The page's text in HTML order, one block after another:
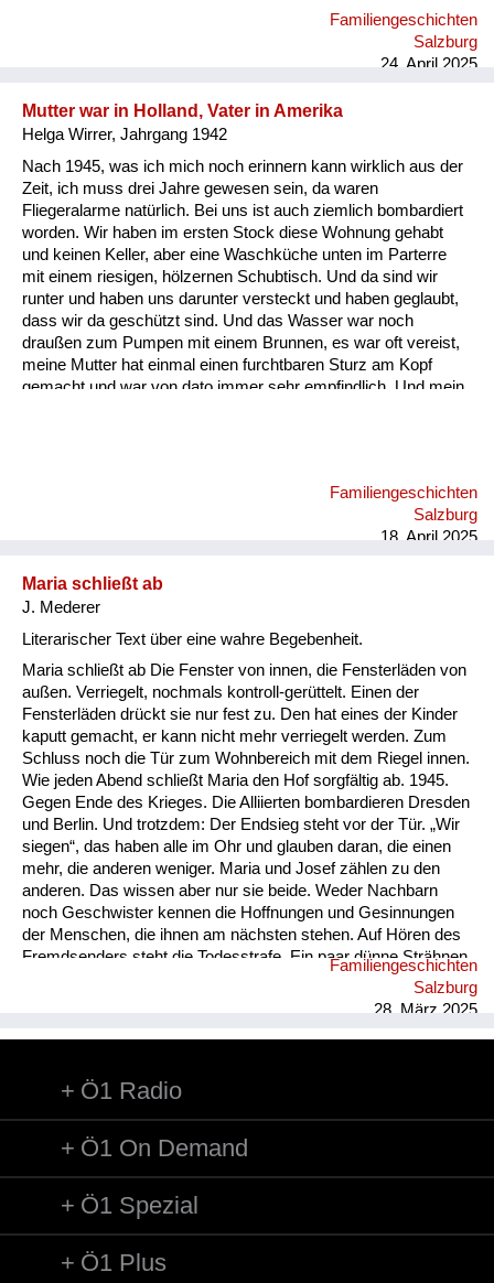
Wiederaufbau und
Wohnen
Familiengeschichten
Salzburg
24. April 2025
Mutter war in Holland, Vater in Amerika
Helga Wirrer, Jahrgang 1942
Nach 1945, was ich mich noch erinnern kann wirklich aus der
Zeit, ich muss drei Jahre gewesen sein, da waren
Fliegeralarme natürlich. Bei uns ist auch ziemlich bombardiert
worden. Wir haben im ersten Stock diese Wohnung gehabt
und keinen Keller, aber eine Waschküche unten im Parterre
mit einem riesigen, hölzernen Schubtisch. Und da sind wir
runter und haben uns darunter versteckt und haben geglaubt,
dass wir da geschützt sind. Und das Wasser war noch
draußen zum Pumpen mit einem Brunnen, es war oft vereist,
meine Mutter hat einmal einen furchtbaren Sturz am Kopf
gemacht und war von dato immer sehr empfindlich. Und mein
bei uns keine Stellung gekriegt hat. Sie ist geboren in einer
Familie mit zwölf Kindern, am Land in Oberösterreich. Sie war
Familiengeschichten
Salzburg
18. April 2025
Maria schließt ab
J. Mederer
Literarischer Text über eine wahre Begebenheit.
Maria schließt ab Die Fenster von innen, die Fensterläden von
außen. Verriegelt, nochmals kontroll-gerüttelt. Einen der
Fensterläden drückt sie nur fest zu. Den hat eines der Kinder
kaputt gemacht, er kann nicht mehr verriegelt werden. Zum
Schluss noch die Tür zum Wohnbereich mit dem Riegel innen.
Wie jeden Abend schließt Maria den Hof sorgfältig ab. 1945.
Gegen Ende des Krieges. Die Alliierten bombardieren Dresden
und Berlin. Und trotzdem: Der Endsieg steht vor der Tür. „Wir
siegen“, das haben alle im Ohr und glauben daran, die einen
mehr, die anderen weniger. Maria und Josef zählen zu den
anderen. Das wissen aber nur sie beide. Weder Nachbarn
noch Geschwister kennen die Hoffnungen und Gesinnungen
der Menschen, die ihnen am nächsten stehen. Auf Hören des
Fremdsenders steht die Todesstrafe. Ein paar dünne Strähnen
verraten, dass unter Marias Kopftuch ihr Haar schwarz ist. Es
knistert. Im Ofen. In der Luft. Das Radio. Die letzten trockenen
Familiengeschichten
Salzburg
28. März 2025
Ö1 Radio
Ö1 On Demand
Ö1 Spezial
Ö1 Plus